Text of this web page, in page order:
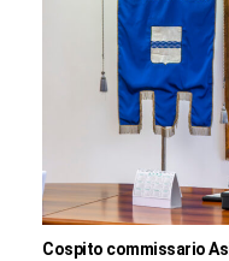
Cospito commissario